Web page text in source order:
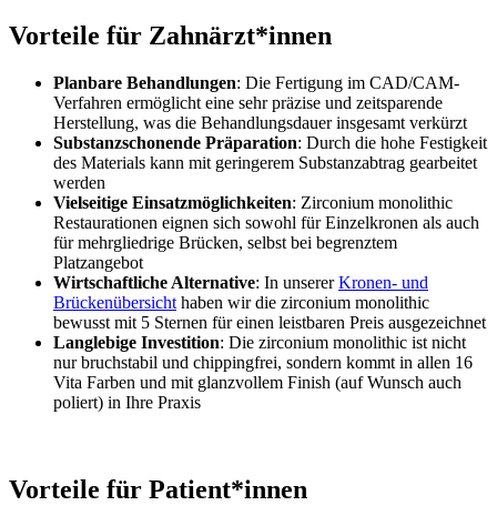
Vorteile für Zahnärzt*innen
Planbare Behandlungen: Die Fertigung im CAD/CAM-
Verfahren ermöglicht eine sehr präzise und zeitsparende
Herstellung, was die Behandlungsdauer insgesamt verkürzt
Substanzschonende Präparation: Durch die hohe Festigkeit
des Materials kann mit geringerem Substanzabtrag gearbeitet
werden
Vielseitige Einsatzmöglichkeiten: Zirconium monolithic
Restaurationen eignen sich sowohl für Einzelkronen als auch
für mehrgliedrige Brücken, selbst bei begrenztem
Platzangebot
Wirtschaftliche Alternative: In unsererKronen- und
Brückenübersicht haben wir die zirconium monolithic
bewusst mit 5 Sternen für einen leistbaren Preis ausgezeichnet
Langlebige Investition: Die zirconium monolithic ist nicht
nur bruchstabil und chippingfrei, sondern kommt in allen 16
Vita Farben und mit glanzvollem Finish (auf Wunsch auch
poliert) in Ihre Praxis
Vorteile für Patient*innen